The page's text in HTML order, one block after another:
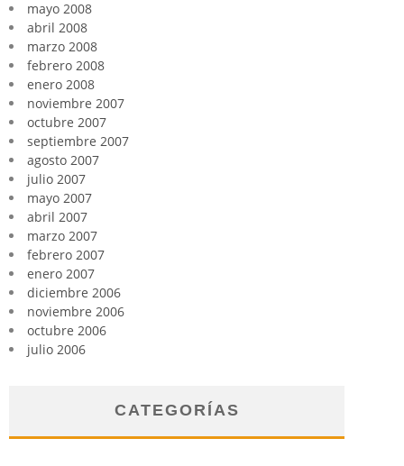
mayo 2008
abril 2008
marzo 2008
febrero 2008
enero 2008
noviembre 2007
octubre 2007
septiembre 2007
agosto 2007
julio 2007
mayo 2007
abril 2007
marzo 2007
febrero 2007
enero 2007
diciembre 2006
noviembre 2006
octubre 2006
julio 2006
CATEGORÍAS